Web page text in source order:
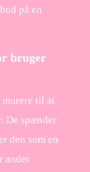
på en
bruger
murere til at
De spænder
den som en
andet